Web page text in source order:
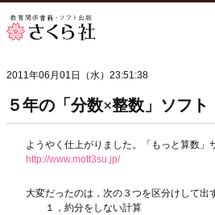
2011年06月01日（水）23:51:38
５年の「分数×整数」ソフ
ようやく仕上がりました。「もっと算数」サ
http://www.mott3su.jp/
大変だったのは，次の３つを区分けして出す
１，約分をしない計算